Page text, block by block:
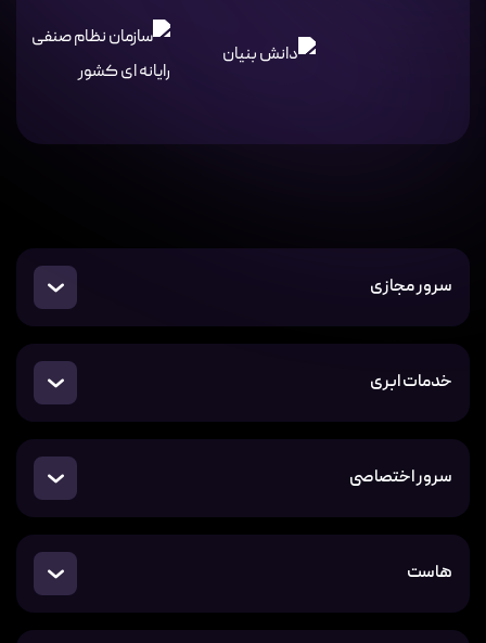
سرور مجازی
خدمات ابری
سرور اختصاصی
هاست